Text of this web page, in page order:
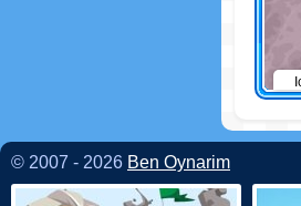
© 2007 - 2026 Ben Oynarim